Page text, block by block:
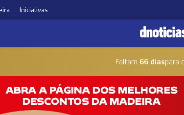
Iniciativas
Faltam 66 diaspara